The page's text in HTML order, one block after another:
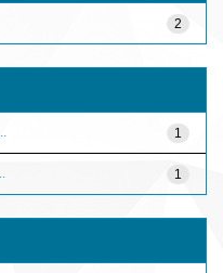
2
1
1